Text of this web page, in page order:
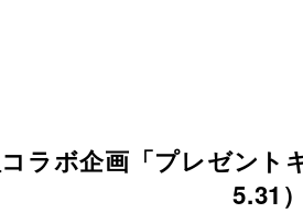
ラボ企画「プレゼント
5.31）